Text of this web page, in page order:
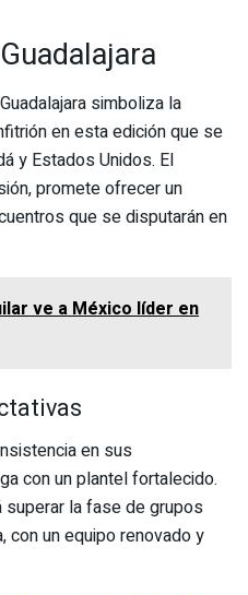
simboliza la
en esta edición que se
y Estados Unidos. El
promete ofrecer un
que se disputarán en
ve a México líder en
en sus
con un plantel fortalecido.
superar la fase de grupos
con un equipo renovado y